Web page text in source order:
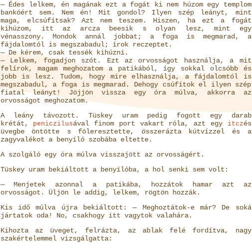
— Édes lelkem, én magának ezt a fogát ki nem húzom egy templom
bankóért sem. Nem én! Mit gondol? Ilyen szép leányt, mint
maga, elcsúfítsak? Azt nem teszem. Hiszen, ha ezt a fogát
kihúzom, itt az arcza beesik s olyan lesz, mint egy
vénasszony. Mondok annál jobbat; a foga is megmarad, a
fájdalomtól is megszabadul; írok reczeptet.
— De kérem, csak tessék kihúzni.
— Lelkem, fogadjon szót. Ezt az orvosságot használja, a mit
felírok, magam meghozatom a patikából, így sokkal olcsóbb és
jobb is lesz. Tudom, hogy mire elhasználja, a fájdalomtól is
megszabadul, a foga is megmarad. Dehogy csúfítok el ilyen szép
fiatal leányt! Jöjjön vissza egy óra múlva, akkorra az
orvosságot meghozatom.
A leány távozott. Tüskey uram pedig fogott egy darab
krétát, peniczilusával finom port vakart róla, azt egy itczés
üvegbe öntötte s föleresztette, összerázta kútvízzel és a
zagyvalékot a benyíló szobába eltette.
A szolgáló egy óra múlva visszajött az orvosságért.
Tüskey uram bekiáltott a benyílóba, a hol senki sem volt:
— Menjetek azonnal a patikába, hozzátok hamar azt az
orvosságot. Üljön le addig, lelkem, rögtön hozzák.
Kis idő múlva újra bekiáltott: — Meghoztátok-e már? De soká
jártatok oda! No, csakhogy itt vagytok valahára.
Kihozta az üveget, felrázta, az ablak felé fordítva, nagy
szakértelemmel vizsgálgatta: